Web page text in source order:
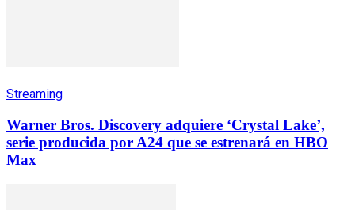
Streaming
Warner Bros. Discovery adquiere ‘Crystal Lake’,
serie producida por A24 que se estrenará en HBO
Max